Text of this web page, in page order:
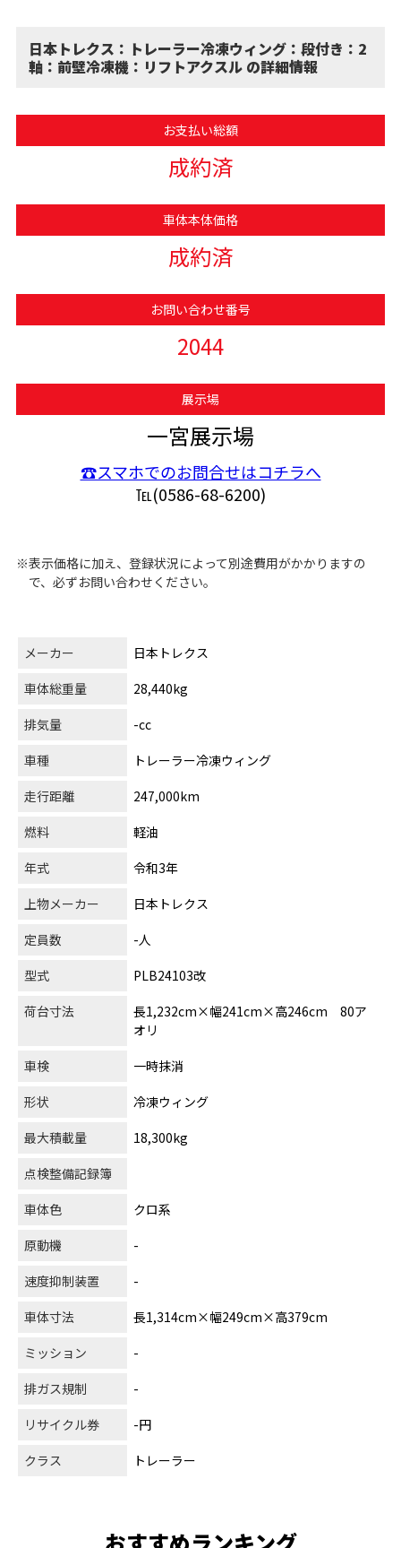
日本トレクス：トレーラー冷凍ウィング：段付き：2
軸：前壁冷凍機：リフトアクスル の詳細情報
お支払い総額
成約済
車体本体価格
成約済
お問い合わせ番号
2044
展示場
一宮展示場
☎スマホでのお問合せはコチラへ
℡(0586-68-6200)
※表示価格に加え、登録状況によって別途費用がかかりますの
で、必ずお問い合わせください。
メーカー
日本トレクス
車体総重量
28,440kg
排気量
-cc
車種
トレーラー冷凍ウィング
走行距離
247,000km
燃料
軽油
年式
令和3年
上物メーカー
日本トレクス
定員数
-人
型式
PLB24103改
荷台寸法
長1,232cm×幅241cm×高246cm 80ア
オリ
車検
一時抹消
形状
冷凍ウィング
最大積載量
18,300kg
点検整備記録簿
車体色
クロ系
原動機
-
速度抑制装置
-
車体寸法
長1,314cm×幅249cm×高379cm
ミッション
-
排ガス規制
-
リサイクル券
-円
クラス
トレーラー